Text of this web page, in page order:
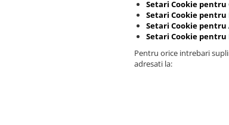
Setari Cookie pentru
Setari Cookie
Setari Cookie pentru
Setari Cookie
Pentru orice intrebari
adresati la: